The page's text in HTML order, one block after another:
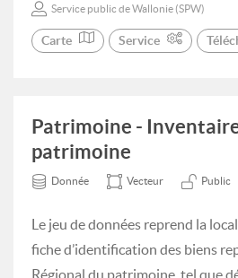
Service public de Wallonie (SPW)
Carte Service
Patrimoine -
patrimoine
Donnée Vecteur Public
Le jeu de données reprend la
fiche d’identification des biens
Régional du patrimoine, tel que